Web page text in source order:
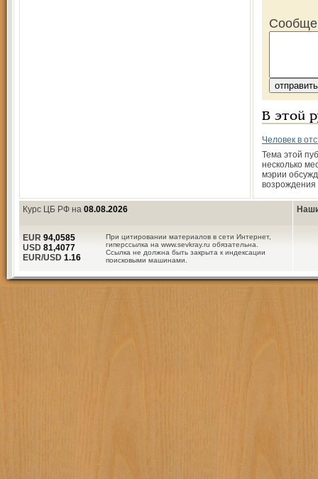
В этой
Человек в
Тема этой
несколько
мэрии
возрождения
Курс ЦБ РФ на 08.08.2026
При цитировании материалов в сети Интернет,
гиперссылка на www.sevkray.ru обязательна.
Ссылка не должна быть закрыта к индексации
поисковыми машинами.
EUR 94,0585
USD 81,4077
EUR/USD 1.16